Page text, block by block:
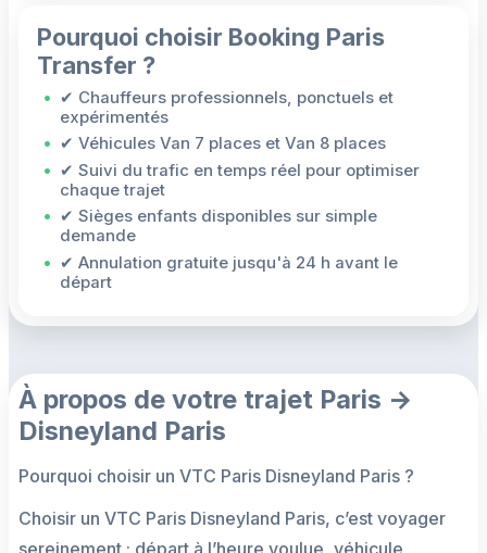
Pourquoi choisir Booking Paris
Transfer ?
✔ Chauffeurs professionnels, ponctuels et
expérimentés
✔ Véhicules Van 7 places et Van 8 places
✔ Suivi du trafic en temps réel pour optimiser
chaque trajet
✔ Sièges enfants disponibles sur simple
demande
✔ Annulation gratuite jusqu'à 24 h avant le
départ
À propos de votre trajet Paris →
Disneyland Paris
Pourquoi choisir un VTC Paris Disneyland Paris ?
Choisir un VTC Paris Disneyland Paris, c’est voyager
sereinement : départ à l’heure voulue, véhicule